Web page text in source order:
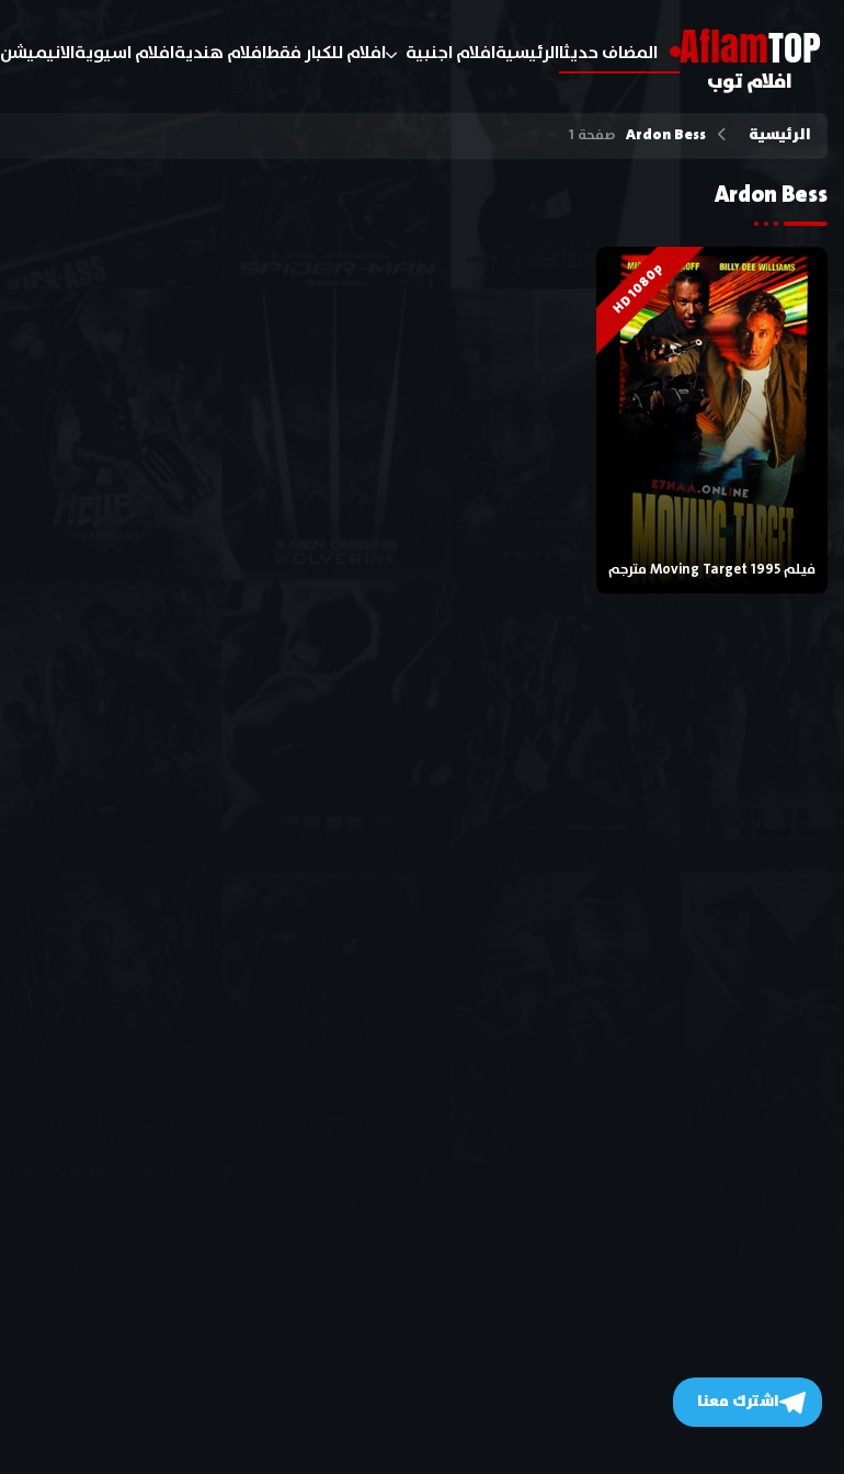
AflamTOP
افلام توب
المضاف حديثاالرئيسيةافلام اجنبية افلام للكبار فقطافلام هنديةافلام اسيويةالانيميشن
الرئيسية Ardon Bess صفحة 1
Ardon Bess
HD 1080p
فيلم Moving Target 1995 مترجم
اشترك معنا